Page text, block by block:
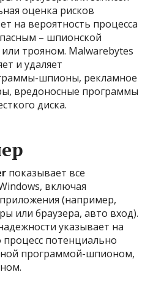
оценка рисков
на вероятность процесса
– шпионской
трояном. Malwarebytes
и удаляет
шпионы, рекламное
вредоносные программы
диска.
показывает все
включая
(например,
или браузера, авто вход).
указывает на
процесс потенциально
программой-шпионом,